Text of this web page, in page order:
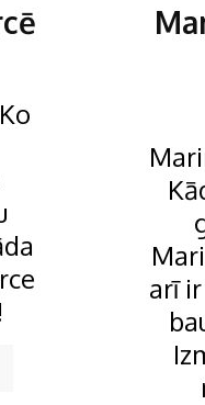
arī